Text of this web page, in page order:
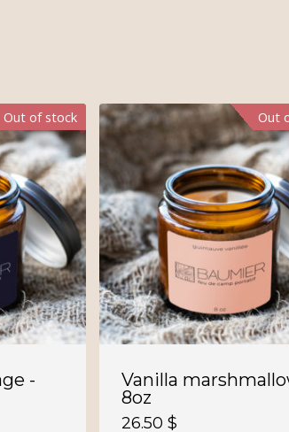
Out of stock
-
Out
Vanilla
8oz
26.50 $